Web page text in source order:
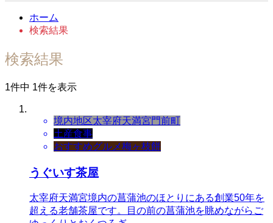
ホーム
検索結果
検索結果
1件中 1件を表示
境内地区太宰府天満宮門前町
土産食事
おすすめグルメ梅ヶ枝餅
うぐいす茶屋
太宰府天満宮境内の菖蒲池のほとりにある創業50年を
超える老舗茶屋です。目の前の菖蒲池を眺めながらご